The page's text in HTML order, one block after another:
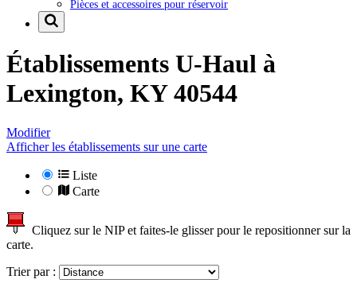
Pièces et accessoires pour réservoir
Établissements U-Haul à
Lexington, KY 40544
Modifier
Afficher les établissements sur une carte
Liste
Carte
Cliquez sur le NIP et faites-le glisser pour le repositionner sur la
carte.
Trier par :